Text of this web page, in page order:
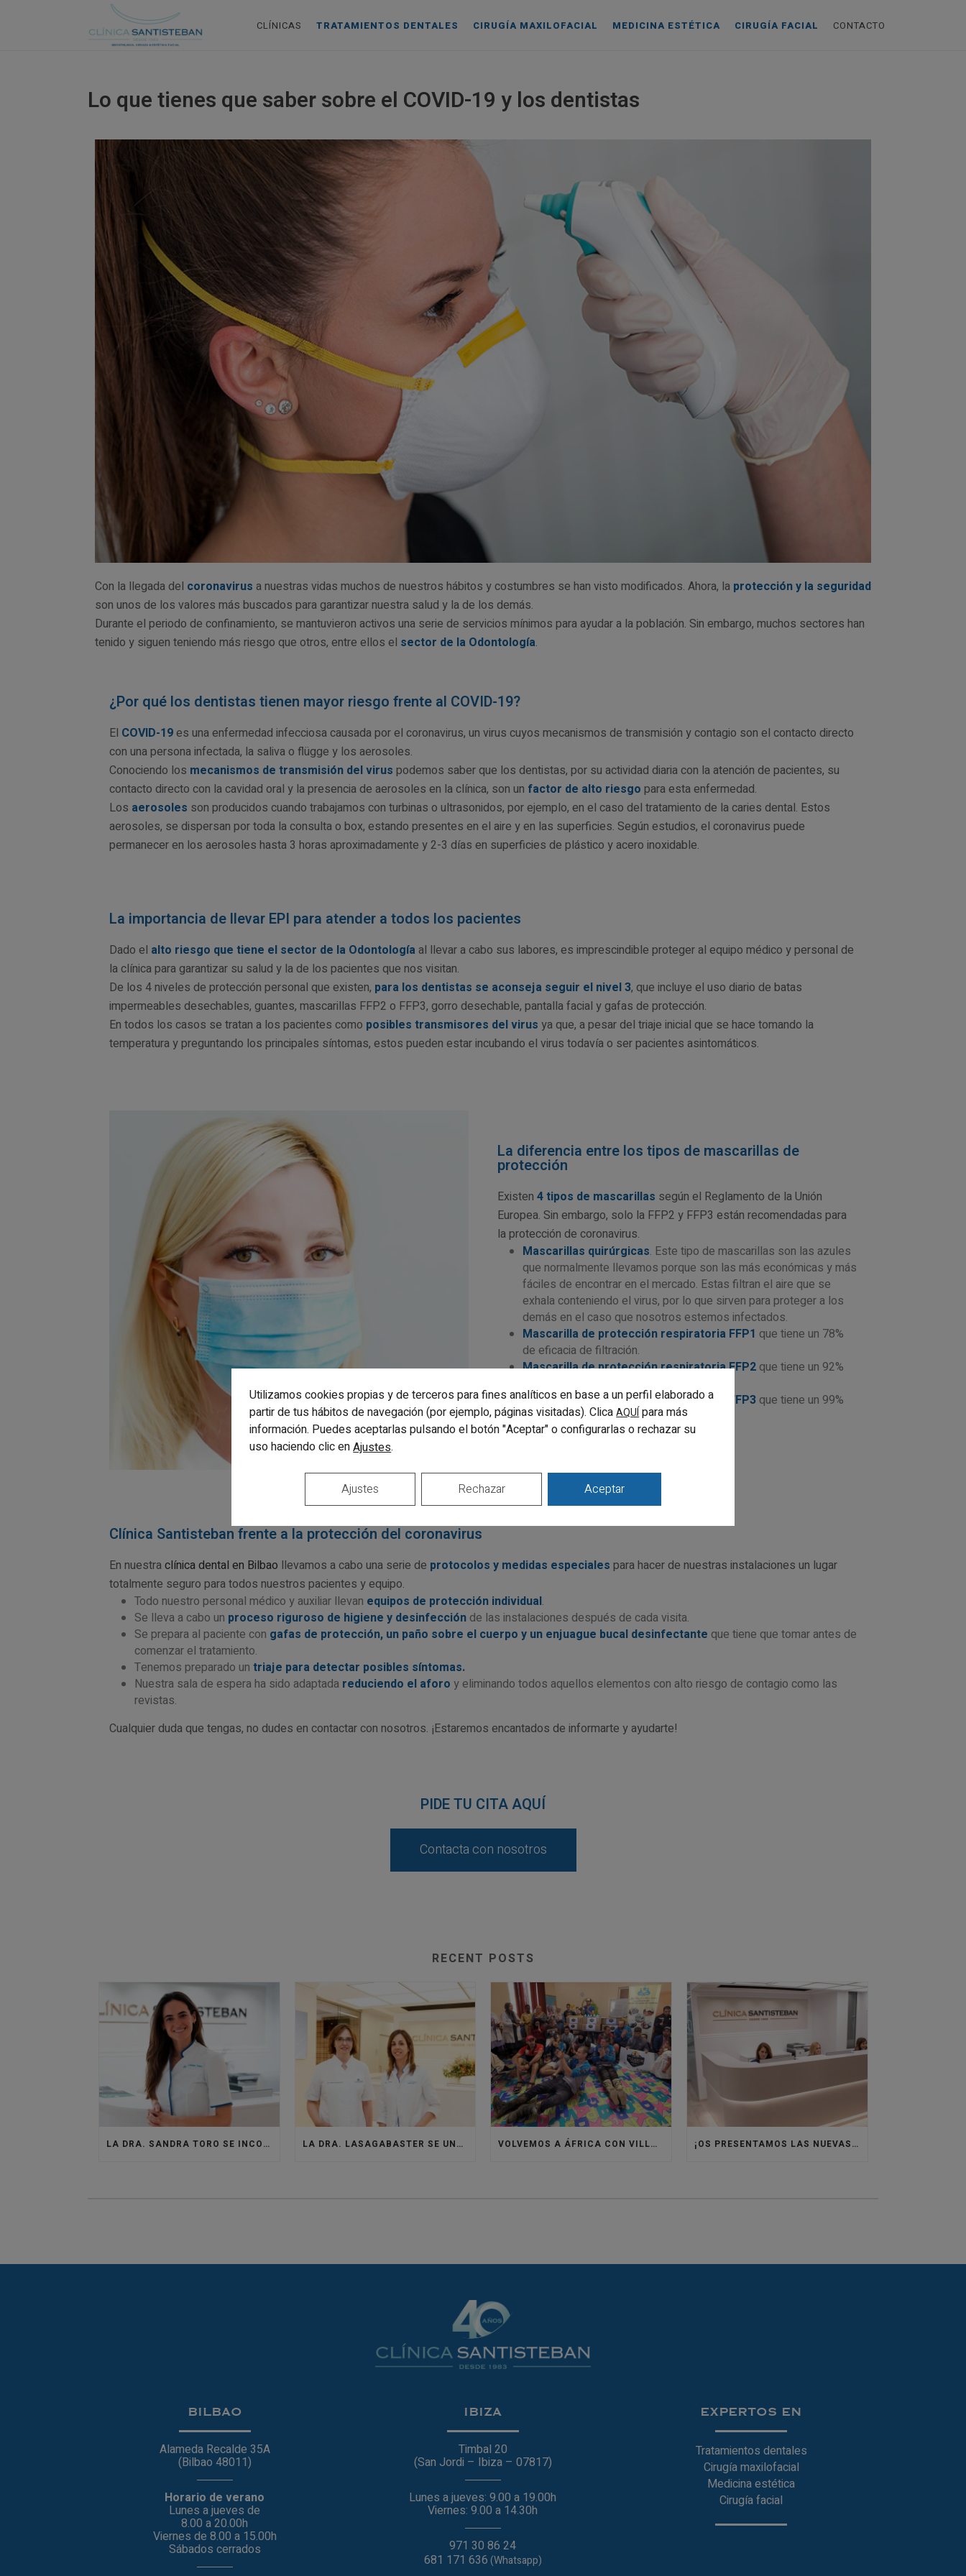
CLÍNICAS TRATAMIENTOS DENTALES CIRUGÍA MAXILOFACIAL MEDICINA ESTÉTICA CIRUGÍA FACIAL CONTACTO
Lo que tienes que saber sobre el COVID-19 y los dentistas
Con la llegada del coronavirus a nuestras vidas muchos de nuestros hábitos y costumbres se han visto modificados. Ahora, la protección y la seguridad
son unos de los valores más buscados para garantizar nuestra salud y la de los demás.
Durante el periodo de confinamiento, se mantuvieron activos una serie de servicios mínimos para ayudar a la población. Sin embargo, muchos sectores han
tenido y siguen teniendo más riesgo que otros, entre ellos el sector de la Odontología.
¿Por qué los dentistas tienen mayor riesgo frente al COVID-19?
El COVID-19es una enfermedad infecciosa causada por el coronavirus, un virus cuyos mecanismos de transmisión y contagio son el contacto directo
con una persona infectada, la saliva o flügge y los aerosoles.
Conociendo los mecanismos de transmisión del virus podemos saber que los dentistas, por su actividad diaria con la atención de pacientes, su
contacto directo con la cavidad oral y la presencia de aerosoles en la clínica, son un factor de alto riesgo para esta enfermedad.
Los aerosoles son producidos cuando trabajamos con turbinas o ultrasonidos, por ejemplo, en el caso del tratamiento de la caries dental. Estos
aerosoles, se dispersan por toda la consulta o box, estando presentes en el aire y en las superficies. Según estudios, el coronavirus puede
permanecer en los aerosoles hasta 3 horas aproximadamente y 2-3 días en superficies de plástico y acero inoxidable.
La importancia de llevar EPI para atender a todos los pacientes
Dado el alto riesgo que tiene el sector de la Odontología al llevar a cabo sus labores, es imprescindible proteger al equipo médico y personal de
la clínica para garantizar su salud y la de los pacientes que nos visitan.
De los 4 niveles de protección personal que existen, para los dentistas se aconseja seguir el nivel 3, que incluye el uso diario de batas
impermeables desechables, guantes, mascarillas FFP2 o FFP3, gorro desechable, pantalla facial y gafas de protección.
En todos los casos se tratan a los pacientes como posibles transmisores del virus ya que, a pesar del triaje inicial que se hace tomando la
temperatura y preguntando los principales síntomas, estos pueden estar incubando el virus todavía o ser pacientes asintomáticos.
La diferencia entre los tipos de mascarillas de
protección
Existen 4 tipos de mascarillas según el Reglamento de la Unión
Europea. Sin embargo, solo la FFP2 y FFP3 están recomendadas para
la protección de coronavirus.
Mascarillas quirúrgicas. Este tipo de mascarillas son las azules
que normalmente llevamos porque son las más económicas y más
fáciles de encontrar en el mercado. Estas filtran el aire que se
exhala conteniendo el virus, por lo que sirven para proteger a los
demás en el caso que nosotros estemos infectados.
Mascarilla de protección respiratoria FFP1 que tiene un 78%
de eficacia de filtración.
Mascarilla de protección respiratoria FFP2 que tiene un 92%
Mascarilla de protección respiratoria FFP3 que tiene un 99%
de eficacia de filtración.
Clínica Santisteban frente a la protección del coronavirus
En nuestraclínica dental en Bilbao llevamos a cabo una serie de protocolos y medidas especiales para hacer de nuestras instalaciones un lugar
totalmente seguro para todos nuestros pacientes y equipo.
Todo nuestro personal médico y auxiliar llevan equipos de protección individual.
Se lleva a cabo un proceso riguroso de higiene y desinfecciónde las instalaciones después de cada visita.
Se prepara al paciente con gafas de protección, un paño sobre el cuerpo y un enjuague bucal desinfectante que tiene que tomar antes de
comenzar el tratamiento.
Tenemos preparado un triaje para detectar posibles síntomas.
Nuestra sala de espera ha sido adaptada reduciendo el aforo y eliminando todos aquellos elementos con alto riesgo de contagio como las
revistas.
Cualquier duda que tengas, no dudes en contactar con nosotros. ¡Estaremos encantados de informarte y ayudarte!
PIDE TU CITA AQUÍ
Contacta con nosotros
RECENT POSTS
LA DRA. SANDRA TORO SE INCORPORA A LA CLÍNICA SANTISTEBAN PARA DAR VIDA AL ÁREA DE MEDICINA ESTÉTICA LA DRA. LASAGABASTER SE UNE A LA CLÍNICA SANTISTEBAN PARA REFORZAR EL ÁREA DE ORTODONCIA VOLVEMOS A ÁFRICA CON VILLASUR RAID ¡OS PRESENTAMOS LAS NUEVAS INSTALACIONES DE CLÍNICA SANTISTEBAN!
BILBAO
Alameda Recalde 35A
(Bilbao 48011)
Horario de verano
Lunes a jueves de
8.00 a 20.00h
Viernes de 8.00 a 15.00h
Sábados cerrados
IBIZA
Timbal 20
(San Jordi – Ibiza – 07817)
Lunes a jueves: 9.00 a 19.00h
Viernes: 9.00 a 14.30h
971 30 86 24
681 171 636(Whatsapp)
EXPERTOS EN
Tratamientos dentales
Cirugía maxilofacial
Medicina estética
Cirugía facial
Utilizamos cookies propias y de terceros para fines analíticos en base a un perfil elaborado a
partir de tus hábitos de navegación (por ejemplo, páginas visitadas). ClicaAQUÍpara más
información. Puedes aceptarlas pulsando el botón "Aceptar" o configurarlas o rechazar su
uso haciendo clic enAjustes.
Aceptar
Rechazar
Ajustes